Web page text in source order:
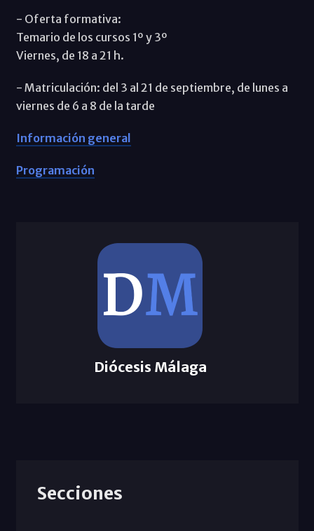
- Oferta formativa:
Temario de los cursos 1º y 3º
Viernes, de 18 a 21 h.
- Matriculación: del 3 al 21 de septiembre, de lunes a
viernes de 6 a 8 de la tarde
Información general
Programación
Diócesis Málaga
Secciones